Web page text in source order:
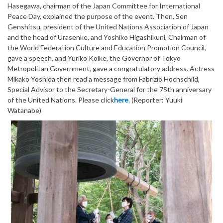
Hasegawa, chairman of the Japan Committee for International
Peace Day, explained the purpose of the event. Then, Sen
Genshitsu, president of the United Nations Association of Japan
and the head of Urasenke, and Yoshiko Higashikuni, Chairman of
the World Federation Culture and Education Promotion Council,
gave a speech, and Yuriko Koike, the Governor of Tokyo
Metropolitan Government, gave a congratulatory address. Actress
Mikako Yoshida then read a message from Fabrizio Hochschild,
Special Advisor to the Secretary-General for the 75th anniversary
of the United Nations. Please clickhere. (Reporter: Yuuki
Watanabe)